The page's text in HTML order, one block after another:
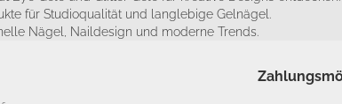
für Studioqualität und langlebige Gelnägel.
Nägel, Naildesign und moderne Trends.